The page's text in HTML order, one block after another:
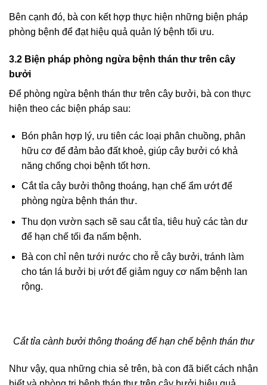
Bên cạnh đó, bà con kết hợp thực hiện những biện pháp
phòng bệnh để đạt hiệu quả quản lý bệnh tối ưu.
3.2 Biện pháp phòng ngừa bệnh thán thư trên cây
bưởi
Để phòng ngừa bệnh thán thư trên cây bưởi, bà con thực
hiện theo các biện pháp sau:
Bón phân hợp lý, ưu tiên các loại phân chuồng, phân
hữu cơ để đảm bảo đất khoẻ, giúp cây bưởi có khả
năng chống chọi bệnh tốt hơn.
Cắt tỉa cây bưởi thông thoáng, hạn chế ẩm ướt để
phòng ngừa bệnh thán thư.
Thu dọn vườn sạch sẽ sau cắt tỉa, tiêu huỷ các tàn dư
để hạn chế tối đa nấm bệnh.
Bà con chỉ nên tưới nước cho rễ cây bưởi, tránh làm
cho tán lá bưởi bị ướt để giảm nguy cơ nấm bệnh lan
rộng.
Cắt tỉa cành bưởi thông thoáng để hạn chế bệnh thán thư
Như vậy, qua những chia sẻ trên, bà con đã biết cách nhận